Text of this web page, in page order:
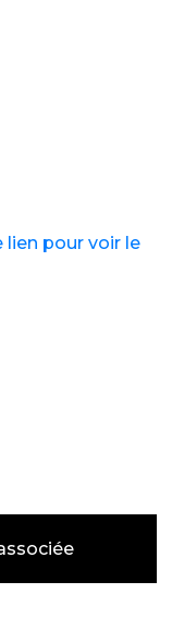
lien pour voir le